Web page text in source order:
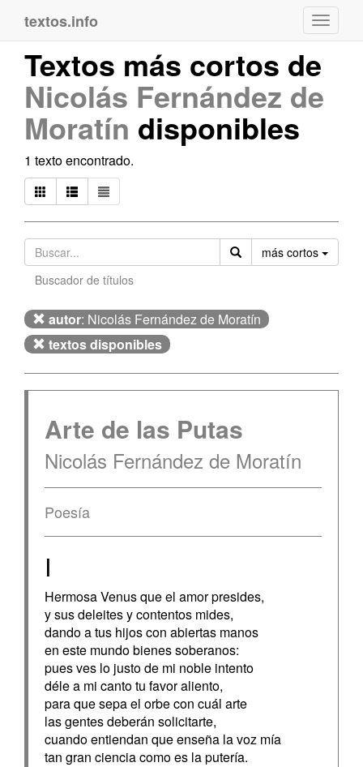
textos.info
Textos más cortos de
Nicolás Fernández de
Moratín disponibles
1 texto encontrado.
más cortos
Buscador de títulos
autor: Nicolás Fernández de Moratín
textos disponibles
Arte de las Putas
Nicolás Fernández de Moratín
Poesía
I
Hermosa Venus que el amor presides,
y sus deleites y contentos mides,
dando a tus hijos con abiertas manos
en este mundo bienes soberanos:
pues ves lo justo de mi noble intento
déle a mi canto tu favor aliento,
para que sepa el orbe con cuál arte
las gentes deberán solicitarte,
cuando entiendan que enseña la voz mía
tan gran ciencia como es la putería.